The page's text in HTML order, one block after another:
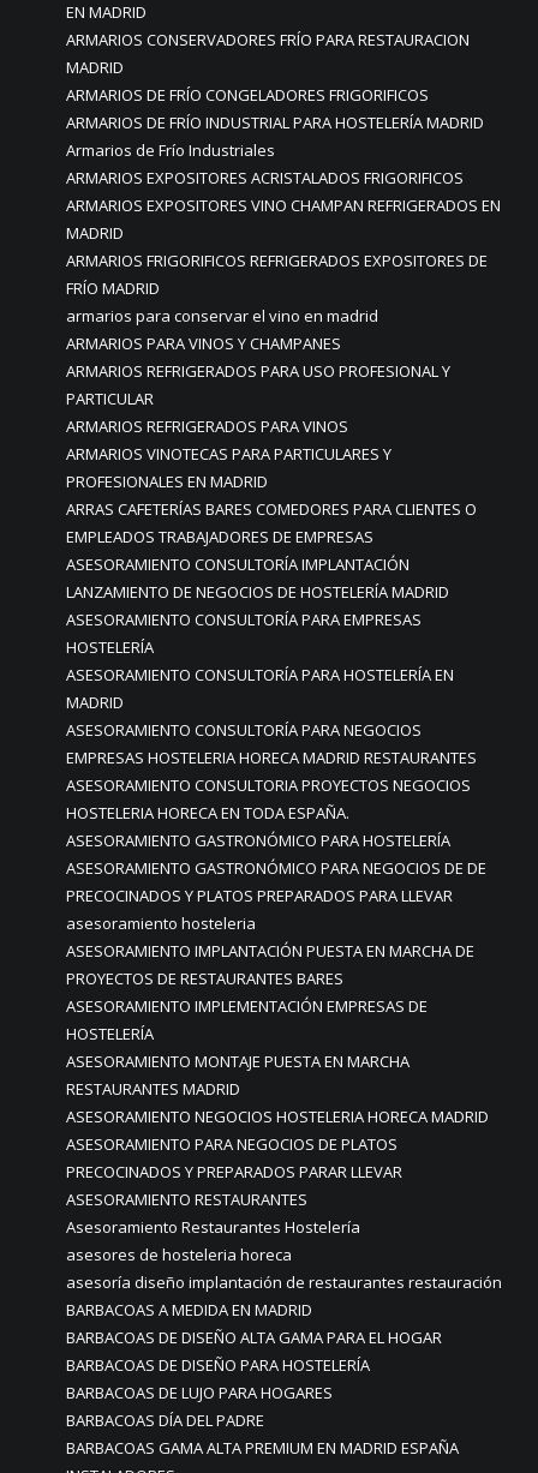
EN MADRID
ARMARIOS CONSERVADORES FRÍO PARA RESTAURACION
MADRID
ARMARIOS DE FRÍO CONGELADORES FRIGORIFICOS
ARMARIOS DE FRÍO INDUSTRIAL PARA HOSTELERÍA MADRID
Armarios de Frío Industriales
ARMARIOS EXPOSITORES ACRISTALADOS FRIGORIFICOS
ARMARIOS EXPOSITORES VINO CHAMPAN REFRIGERADOS EN
MADRID
ARMARIOS FRIGORIFICOS REFRIGERADOS EXPOSITORES DE
FRÍO MADRID
armarios para conservar el vino en madrid
ARMARIOS PARA VINOS Y CHAMPANES
ARMARIOS REFRIGERADOS PARA USO PROFESIONAL Y
PARTICULAR
ARMARIOS REFRIGERADOS PARA VINOS
ARMARIOS VINOTECAS PARA PARTICULARES Y
PROFESIONALES EN MADRID
ARRAS CAFETERÍAS BARES COMEDORES PARA CLIENTES O
EMPLEADOS TRABAJADORES DE EMPRESAS
ASESORAMIENTO CONSULTORÍA IMPLANTACIÓN
LANZAMIENTO DE NEGOCIOS DE HOSTELERÍA MADRID
ASESORAMIENTO CONSULTORÍA PARA EMPRESAS
HOSTELERÍA
ASESORAMIENTO CONSULTORÍA PARA HOSTELERÍA EN
MADRID
ASESORAMIENTO CONSULTORÍA PARA NEGOCIOS
EMPRESAS HOSTELERIA HORECA MADRID RESTAURANTES
ASESORAMIENTO CONSULTORIA PROYECTOS NEGOCIOS
HOSTELERIA HORECA EN TODA ESPAÑA.
ASESORAMIENTO GASTRONÓMICO PARA HOSTELERÍA
ASESORAMIENTO GASTRONÓMICO PARA NEGOCIOS DE DE
PRECOCINADOS Y PLATOS PREPARADOS PARA LLEVAR
asesoramiento hosteleria
ASESORAMIENTO IMPLANTACIÓN PUESTA EN MARCHA DE
PROYECTOS DE RESTAURANTES BARES
ASESORAMIENTO IMPLEMENTACIÓN EMPRESAS DE
HOSTELERÍA
ASESORAMIENTO MONTAJE PUESTA EN MARCHA
RESTAURANTES MADRID
ASESORAMIENTO NEGOCIOS HOSTELERIA HORECA MADRID
ASESORAMIENTO PARA NEGOCIOS DE PLATOS
PRECOCINADOS Y PREPARADOS PARAR LLEVAR
ASESORAMIENTO RESTAURANTES
Asesoramiento Restaurantes Hostelería
asesores de hosteleria horeca
asesoría diseño implantación de restaurantes restauración
BARBACOAS A MEDIDA EN MADRID
BARBACOAS DE DISEÑO ALTA GAMA PARA EL HOGAR
BARBACOAS DE DISEÑO PARA HOSTELERÍA
BARBACOAS DE LUJO PARA HOGARES
BARBACOAS DÍA DEL PADRE
BARBACOAS GAMA ALTA PREMIUM EN MADRID ESPAÑA